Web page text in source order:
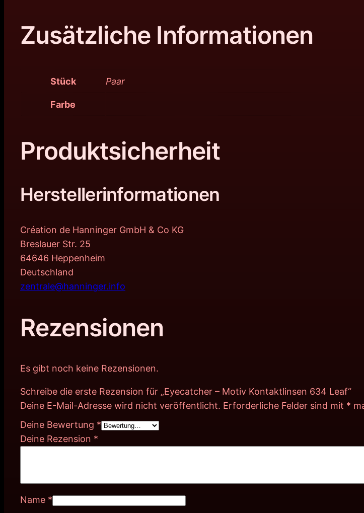
Zusätzliche Informationen
Stück Paar
Farbe
Produktsicherheit
Herstellerinformationen
Création de Hanninger GmbH & Co KG
Breslauer Str. 25
64646 Heppenheim
Deutschland
zentrale@hanninger.info
Rezensionen
Es gibt noch keine Rezensionen.
Schreibe die erste Rezension für „Eyecatcher – Motiv Kontaktlinsen 634 Leaf“
Deine E-Mail-Adresse wird nicht veröffentlicht. Erforderliche Felder sind mit *
Deine Bewertung *
Deine Rezension *
Name *